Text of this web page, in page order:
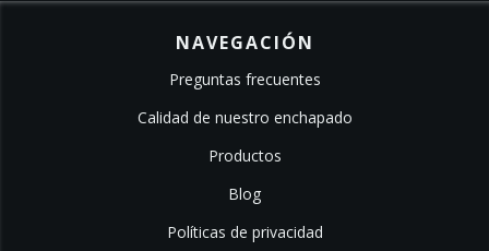
NAVEGACIÓN
Preguntas frecuentes
Calidad de nuestro enchapado
Productos
Blog
Políticas de privacidad